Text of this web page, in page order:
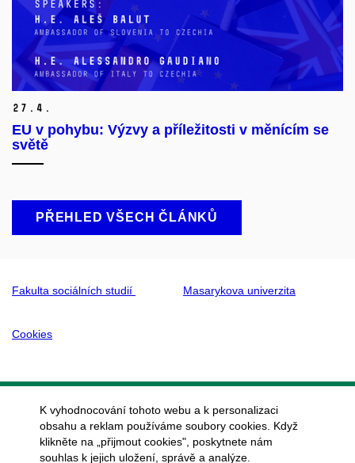
27. 4.
EU v pohybu: Výzvy a příležitosti v měnícím se
světě
PŘEHLED VŠECH ČLÁNKŮ
Fakulta sociálních studií Masarykova univerzita
Cookies
K vyhodnocování tohoto webu a k personalizaci
obsahu a reklam používáme soubory cookies. Když
klikněte na „přijmout cookies", poskytnete nám
souhlas k jejich uložení, správě a analýze.